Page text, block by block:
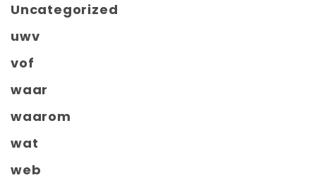
Uncategorized
uwv
vof
waar
waarom
wat
web